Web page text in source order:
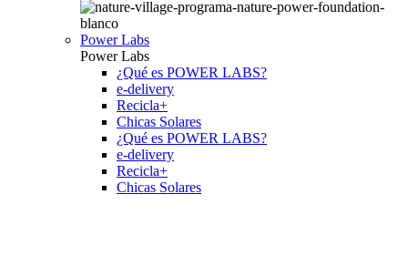
Power Labs
Power Labs
¿Qué es POWER LABS?
e-delivery
Recicla+
Chicas Solares
¿Qué es POWER LABS?
e-delivery
Recicla+
Chicas Solares